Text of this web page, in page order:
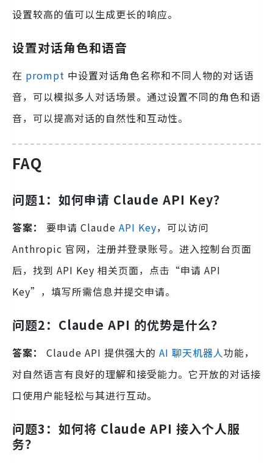
设置较高的值可以生成更长的响应。
设置对话角色和语音
在 prompt 中设置对话角色名称和不同人物的对话语
音，可以模拟多人对话场景。通过设置不同的角色和语
音，可以提高对话的自然性和互动性。
FAQ
问题1：如何申请 Claude API Key？
答案： 要申请 Claude API Key，可以访问
Anthropic 官网，注册并登录账号。进入控制台页面
后，找到 API Key 相关页面，点击“申请 API
Key”，填写所需信息并提交申请。
问题2：Claude API 的优势是什么？
答案： Claude API 提供强大的 AI 聊天机器人功能，
对自然语言有良好的理解和接受能力。它开放的对话接
口使用户能轻松与其进行互动。
问题3：如何将 Claude API 接入个人服
务？